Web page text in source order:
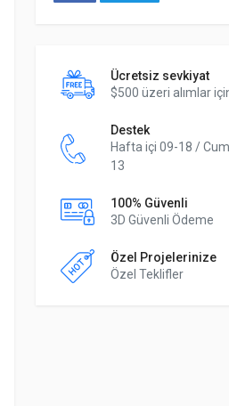
Ücretsiz sevkiyat
$500 üzeri alımlar
Destek
Hafta içi 09-18 /
13
100% Güvenli
3D Güvenli Ödeme
Özel Projelerinize
Özel Teklifler